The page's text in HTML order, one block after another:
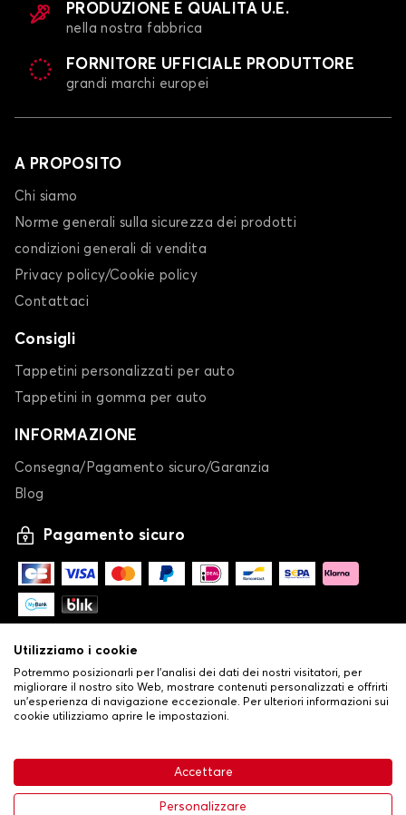
63,99 € Aggiungi al carrello
PRODUZIONE E QUALITÀ U.E.
nella nostra fabbrica
FORNITORE UFFICIALE PRODUTTORE
grandi marchi europei
A PROPOSITO
Chi siamo
Norme generali sulla sicurezza dei prodotti
condizioni generali di vendita
Privacy policy/Cookie policy
Contattaci
Consigli
Tappetini personalizzati per auto
Tappetini in gomma per auto
INFORMAZIONE
Consegna/Pagamento sicuro/Garanzia
Blog
Pagamento sicuro
Condizioni generali di vendita•
Politica sulla privacy e sui cookie•Livraison
Utilizziamo i cookie
Potremmo posizionarli per l'analisi dei dati dei nostri visitatori, per
migliorare il nostro sito Web, mostrare contenuti personalizzati e offrirti
un'esperienza di navigazione eccezionale. Per ulteriori informazioni sui
cookie utilizziamo aprire le impostazioni.
Accettare
Personalizzare